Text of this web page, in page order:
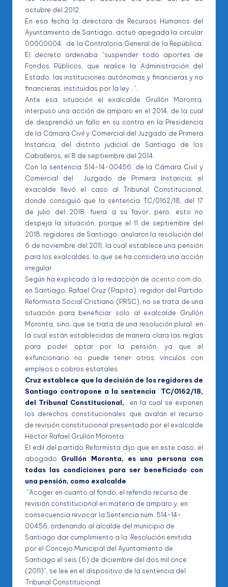
octubre del 2012.
En esa fecha la directora de Recursos Humanos del
Ayuntamiento de Santiago, actuó apegada la circular
00000004, de la Contraloría General de la República.
El decreto ordenaba “suspender todo aportes de
Fondos Públicos, que realice la Administración del
Estado, las instituciones autónomas y financieras y no
financieras, instituidas por la ley…”.
Ante esa situación el exalcalde Grullón Moronta,
interpuso una acción de amparo en el 2014, de la cual
de desprendió un fallo en su contra en la Presidencia
de la Cámara Civil y Comercial del Juzgado de Primera
Instancia, del distrito judicial de Santiago de los
Caballeros, el 8 de septiembre del 2014.
Con la sentencia 514-14-00456, de la Cámara Civil y
Comercial del Juzgado de Primera Instancia, el
exacalde llevó el caso al Tribunal Constitucional,
donde consiguió que la sentencia TC/0162/18, del 17
de julio del 2018, fuera a su favor, pero, esto no
despeja la situación, porque el 11 de septiembre del
2018, regidores de Santiago, anularon la resolución del
6 de noviembre del 2011, la cual establece una pensión
para los exalcaldes, lo que se ha considera una acción
irregular.
Según ha explicado a la redacción de acento.com.do
en Santiago, Rafael Cruz (Papito), regidor del Partido
Reformista Social Cristiano (PRSC), no se trata de una
situación para beneficiar solo al exalcalde Grullón
Moronta, sino, que se trata de una resolución plural, en
la cual están establecidas de manera clara las reglas
para poder optar por la pensión, ya que el
exfuncionario no puede tener otros vínculos con
empleos o cobros estatales.
Cruz establece que la decisión de los regidores de
Santiago contrapone a la sentencia TC/0162/18,
del Tribunal Constitucional, en la cual se exponen
los derechos constitucionales que avalan el recurso
de revisión constitucional presentado por el exalcalde
Héctor Rafael Grullón Moronta.
El edil del partido Reformista dijo que en este caso, el
abogado Grullón Moronta, es una persona con
todas las condiciones para ser beneficiado con
una pensión, como exalcalde
“Acoger en cuanto al fondo, el referido recurso de
revisión constitucional en materia de amparo y, en
consecuencia revocar la Sentencia núm. 514-14-
00456, ordenando al alcalde del municipio de
Santiago dar cumplimiento a la Resolución emitida
por el Concejo Municipal del Ayuntamiento de
Santiago el seis (6) de diciembre del dos mil once
(2011)”, se lee en el dispositivo de la sentencia del
Tribunal Constitucional.